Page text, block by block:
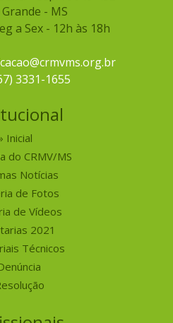
- MS
a Sex - 12h às 18h
3331-1655
Inicial
do CRMV/MS
Notícias
de Fotos
de Vídeos
2021
Técnicos